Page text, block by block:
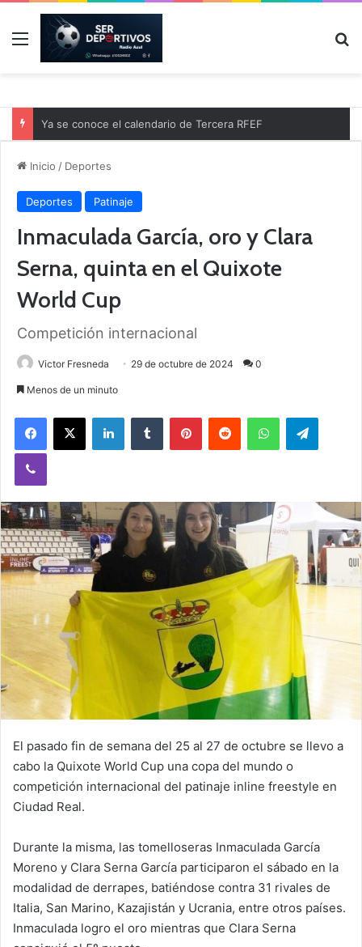
Menú
Ya se conoce el calendario de Tercera RFEF
Inicio / Deportes
Deportes Patinaje
Inmaculada García, oro y Clara
Serna, quinta en el Quixote
World Cup
Competición internacional
Victor Fresneda 29 de octubre de 2024 0
Menos de un minuto
El pasado fin de semana del 25 al 27 de octubre se llevo a
cabo la Quixote World Cup una copa del mundo o
competición internacional del patinaje inline freestyle en
Ciudad Real.
Durante la misma, las tomelloseras Inmaculada García
Moreno y Clara Serna García participaron el sábado en la
modalidad de derrapes, batiéndose contra 31 rivales de
Italia, San Marino, Kazajistán y Ucrania, entre otros países.
Inmaculada logro el oro mientras que Clara Serna